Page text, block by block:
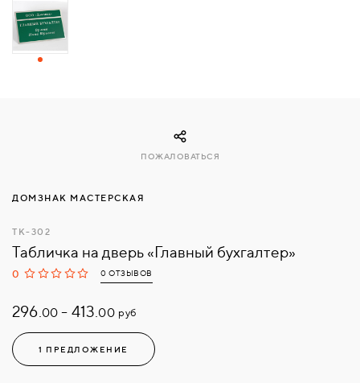
СВЯЗАТЬСЯ
ДОМЗНАК МАСТЕРСКАЯ
ТК-302
Табличка на дверь «Главный бухгалтер»
0 0 ОТЗЫВОВ
296.00 - 413.00руб
1 ПРЕДЛОЖЕНИЕ
ПОЖАЛОВАТЬСЯ